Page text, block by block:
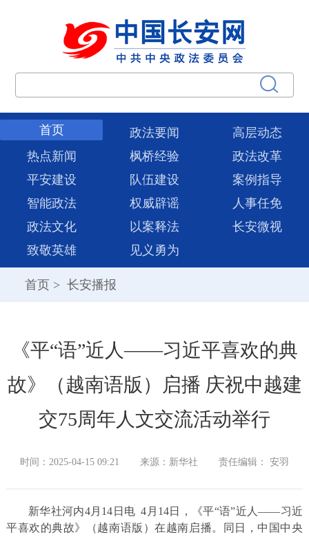
首页 政法要闻
高层动态
热点新闻
枫桥经验
政法改革
平安建设
队伍建设
案例指导
智能政法
权威辟谣
人事任免
政法文化
以案释法
长安微视
致敬英雄
见义勇为
首页 > 长安播报
《平“语”近人——习近平喜欢的典
故》（越南语版）启播 庆祝中越建
交75周年人文交流活动举行
时间：2025-04-15 09:21 来源：新华社 责任编辑： 安羽
新华社河内4月14日电 4月14日，《平“语”近人——习近
平喜欢的典故》（越南语版）在越南启播。同日，中国中央